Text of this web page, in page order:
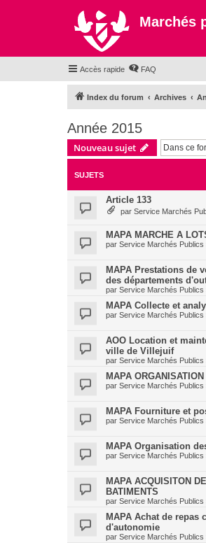
Marchés
Accès rapide FAQ
Index du forum Archives
Année 2015
Nouveau sujet
SUJETS
Article 133
par Service Marchés
MAPA MARCHE A
par Service Marchés Publics
MAPA Prestations de
des départements
par Service Marchés Publics
MAPA Collecte et
par Service Marchés Publics
AOO Location et
ville de Villejuif
par Service Marchés Publics
MAPA
par Service Marchés Publics
MAPA Fourniture et
par Service Marchés Publics
MAPA Organisation
par Service Marchés Publics
MAPA ACQUISITON
BATIMENTS
par Service Marchés Publics
MAPA Achat de
d'autonomie
par Service Marchés Publics